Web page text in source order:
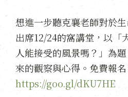
想進一步聽克襄老師對於
出席12/24的窩講堂，以「
人能接受的風景嗎？」為
來的觀察與心得。免費報
https://goo.gl/dKU7HE